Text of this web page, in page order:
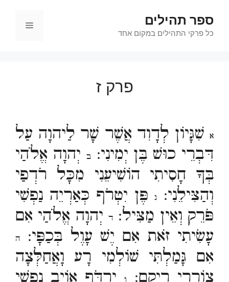
לתוכןספר תהילים
כל פרקי התהילים במקום אחד
תפריט
פרק ז
א שִׁגָּיוֹן לְדָוִד אֲשֶׁר שָׁר לַיהוָה עַל
דִּבְרֵי כוּשׁ בֶּן יְמִינִי:ב יְהוָה אֱלֹהַי
בְּךָ חָסִיתִי הוֹשִׁיעֵנִי מִכָּל רֹדְפַי
וְהַצִּילֵנִי:
גפֶּן יִטְרֹף כְּאַרְיֵה נַפְשִׁי
פֹּרֵק וְאֵין מַצִּיל: ד יְהוָה אֱלֹהַי אִם
עָשִׂיתִי זֹאת אִם יֶשׁ עָוֶל בְּכַפָּי:
ה
אִם גָּמַלְתִּי שׁוֹלְמִי רָע וָאֲחַלְּצָה
צוֹרְרִי רֵיקָם:
ו
יִרַדֹּף אוֹיֵב נַפְשִׁי